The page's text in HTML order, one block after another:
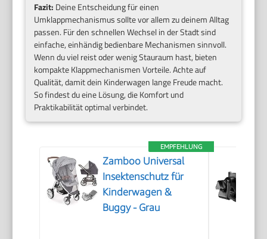
Fazit: Deine Entscheidung für einen
Umklappmechanismus sollte vor allem zu deinem Alltag
passen. Für den schnellen Wechsel in der Stadt sind
einfache, einhändig bedienbare Mechanismen sinnvoll.
Wenn du viel reist oder wenig Stauraum hast, bieten
kompakte Klappmechanismen Vorteile. Achte auf
Qualität, damit dein Kinderwagen lange Freude macht.
So findest du eine Lösung, die Komfort und
Praktikabilität optimal verbindet.
EMPFEHLUNG
Zamboo Universal
Insektenschutz für
Kinderwagen &
Buggy - Grau